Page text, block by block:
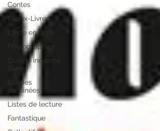
Contes
Beaux-Livres
L'Inde en films
Photographies
Cuisine indienne
(livres)
Bandes
dessinées
Listes de lecture
Fantastique